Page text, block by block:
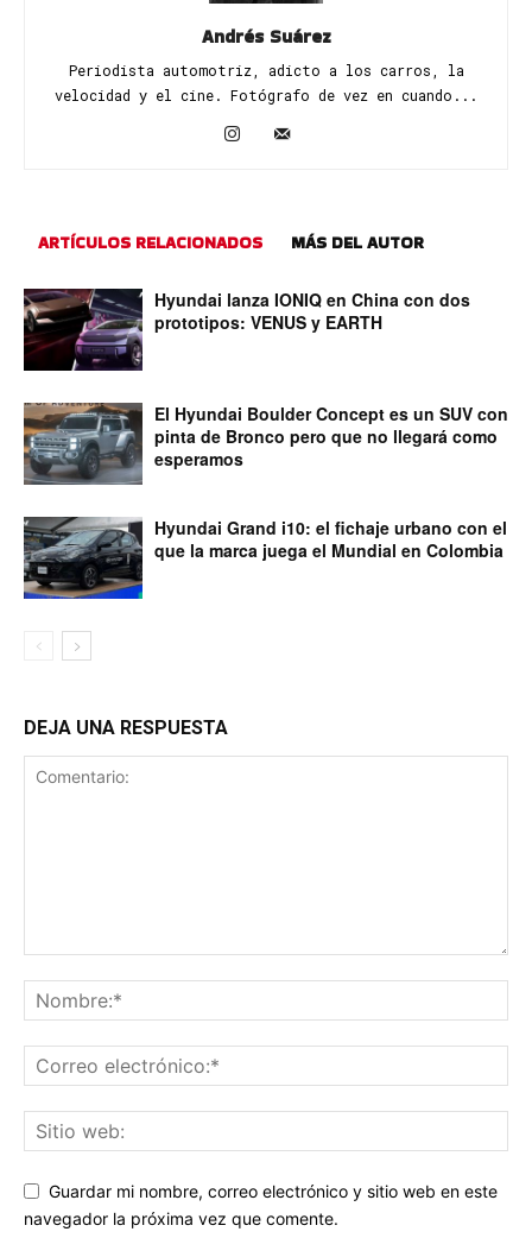
Andrés Suárez
Periodista automotriz, adicto a los carros, la
velocidad y el cine. Fotógrafo de vez en cuando...
ARTÍCULOS RELACIONADOS MÁS DEL AUTOR
Hyundai lanza IONIQ en China con dos
prototipos: VENUS y EARTH
El Hyundai Boulder Concept es un SUV con
pinta de Bronco pero que no llegará como
esperamos
Hyundai Grand i10: el fichaje urbano con el
que la marca juega el Mundial en Colombia
DEJA UNA RESPUESTA
Guardar mi nombre, correo electrónico y sitio web en este
navegador la próxima vez que comente.